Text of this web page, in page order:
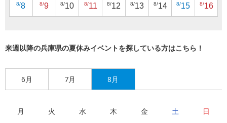
8/8 8/9 8/10 8/11 8/12 8/13 8/14 8/15 8/16
来週以降の兵庫県の夏休みイベントを探している方はこちら！
6月 7月 8月
月 火 水 木 金 土 日